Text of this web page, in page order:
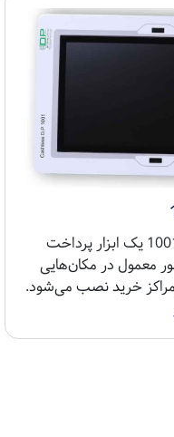
دستگاه کش لس دیواری مدل 1001 یک ابزار پرداخت
معمول در مکان‌هایی
مراکز خرید نصب می‌شود.